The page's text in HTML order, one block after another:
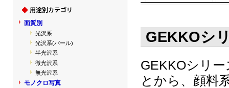
GEKKOシ
GEKKOシリ
とから、顔料
面質別
光沢系
光沢系(パール)
半光沢系
微光沢系
無光沢系
モノクロ写真